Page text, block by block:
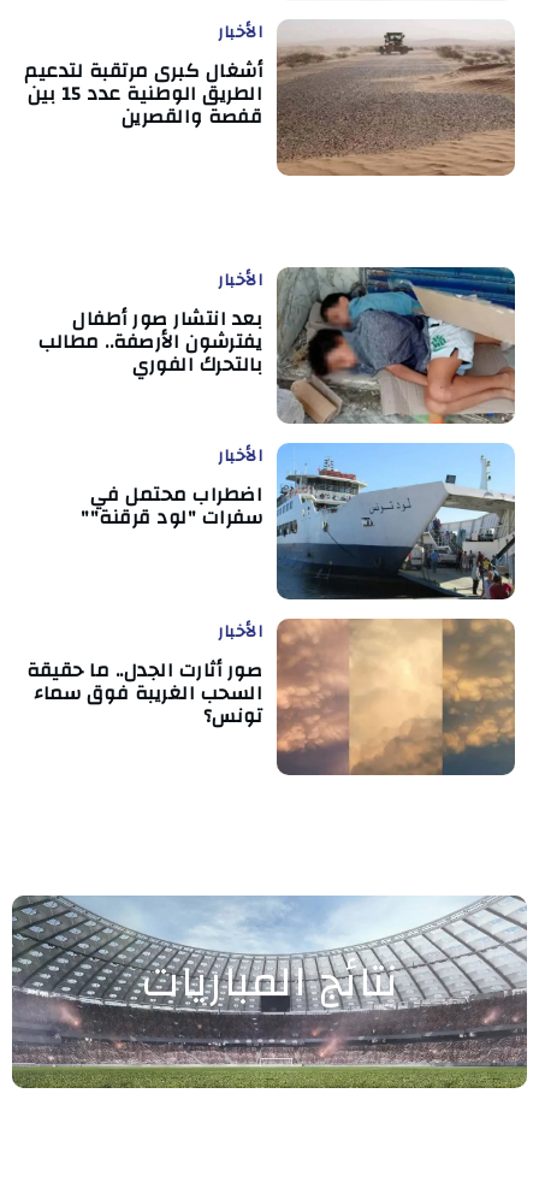
الأخبار
أشغال كبرى مرتقبة لتدعيم
الطريق الوطنية عدد 15 بين
قفصة والقصرين
الأخبار
بعد انتشار صور أطفال
يفترشون الأرصفة.. مطالب
بالتحرك الفوري
الأخبار
اضطراب محتمل في
سفرات "لود قرقنة""
الأخبار
صور أثارت الجدل.. ما حقيقة
السحب الغريبة فوق سماء
تونس؟
نتائج المباريات